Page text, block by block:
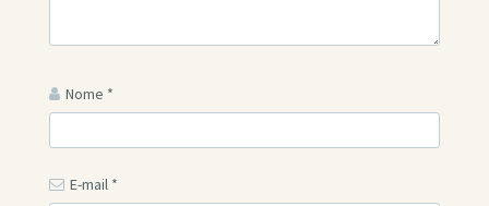
Nome *
E-mail *